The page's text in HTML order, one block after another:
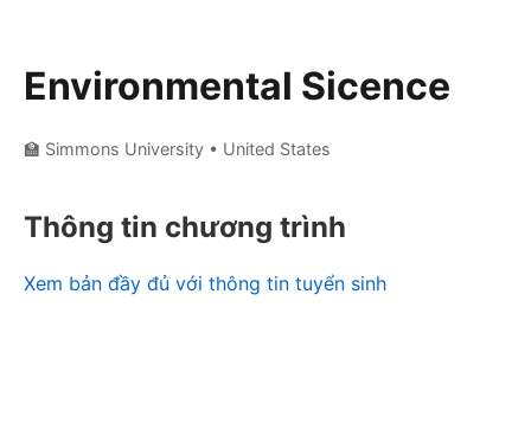
Environmental Sicence
🏫 Simmons University • United States
Thông tin chương trình
Xem bản đầy đủ với thông tin tuyển sinh